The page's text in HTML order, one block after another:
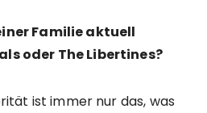
Familie aktuell
oder The Libertines?
ist immer nur das, was